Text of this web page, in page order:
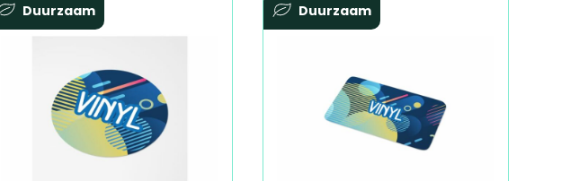
Duurzaam Duurzaam